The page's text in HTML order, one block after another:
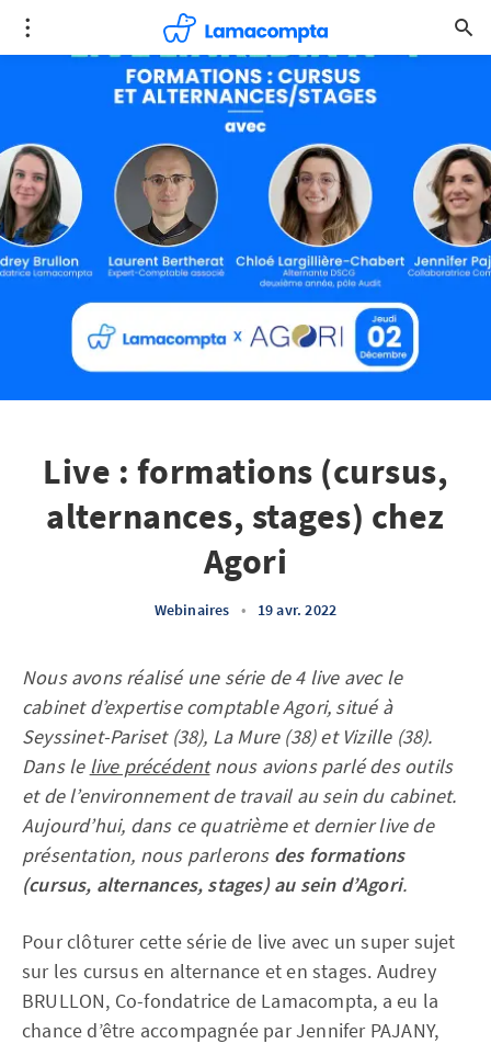
Live : formations (cursus,
alternances, stages) chez
Agori
Webinaires • 19 avr. 2022
Nous avons réalisé une série de 4 live avec le
cabinet d’expertise comptable Agori, situé à
Seyssinet-Pariset (38), La Mure (38) et Vizille (38).
Dans le live précédentnous avions parlé des outils
et de l’environnement de travail au sein du cabinet.
Aujourd’hui, dans ce quatrième et dernier live de
présentation, nous parlerons des formations
(cursus, alternances, stages) au sein d’Agori.
Pour clôturer cette série de live avec un super sujet
sur les cursus en alternance et en stages. Audrey
BRULLON, Co-fondatrice de Lamacompta, a eu la
chance d’être accompagnée par Jennifer PAJANY,